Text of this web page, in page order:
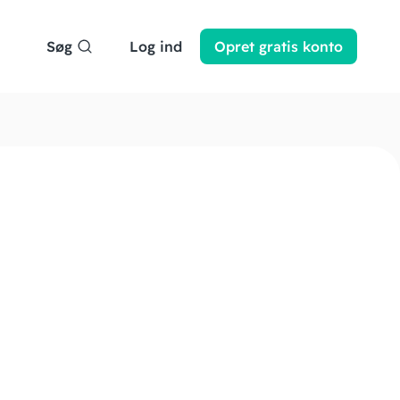
Søg Log ind Opret gratis konto